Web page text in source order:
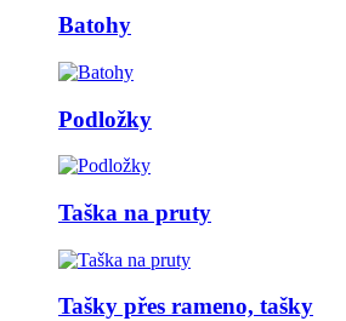
Batohy
Podložky
Taška na pruty
Tašky přes rameno, tašky